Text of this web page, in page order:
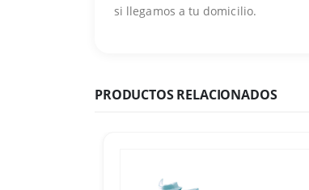
si llegamos a tu domicilio.
PRODUCTOS RELACIONADOS